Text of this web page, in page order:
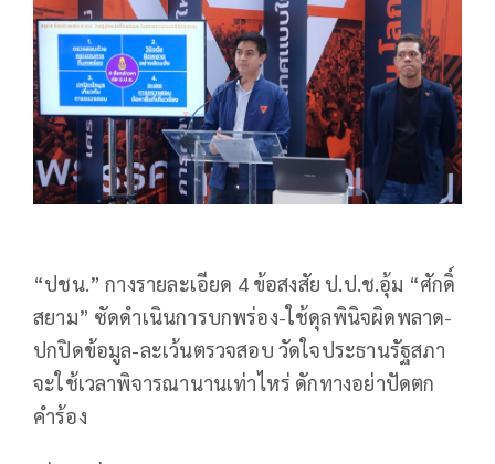
“ปชน.” กางรายละเอียด 4 ข้อสงสัย ป.ป.ช.อุ้ม “ศักดิ์
สยาม” ซัดดำเนินการบกพร่อง-ใช้ดุลพินิจผิดพลาด-
ปกปิดข้อมูล-ละเว้นตรวจสอบ วัดใจประธานรัฐสภา
จะใช้เวลาพิจารณานานเท่าไหร่ ดักทางอย่าปัดตก
คำร้อง